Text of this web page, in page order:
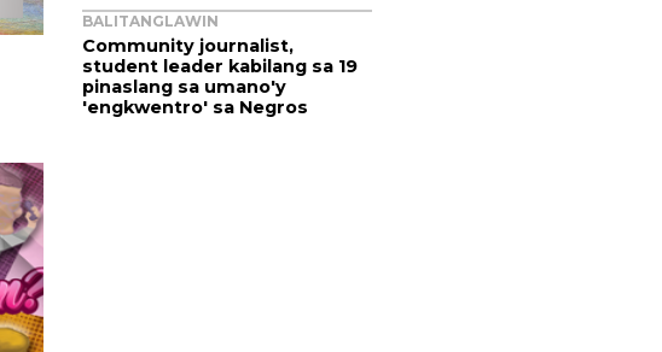
BALITANGLAWIN
Community journalist,
student leader kabilang sa 19
pinaslang sa umano'y
'engkwentro' sa Negros